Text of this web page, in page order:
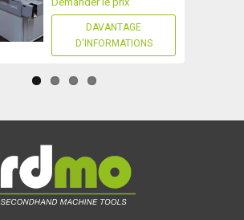
DAVANTAGE
D'INFORMATIONS